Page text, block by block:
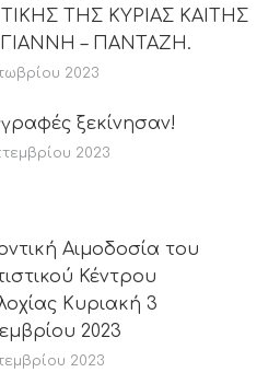
ΤΗΣ ΚΥΡΙΑΣ ΚΑΙΤΗΣ
– ΠΑΝΤΑΖΗ.
2023
ξεκίνησαν!
2023
Αιμοδοσία του
Κέντρου
Κυριακή 3
2023
2023